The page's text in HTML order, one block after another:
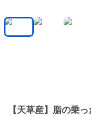
【天草産】脂の乗